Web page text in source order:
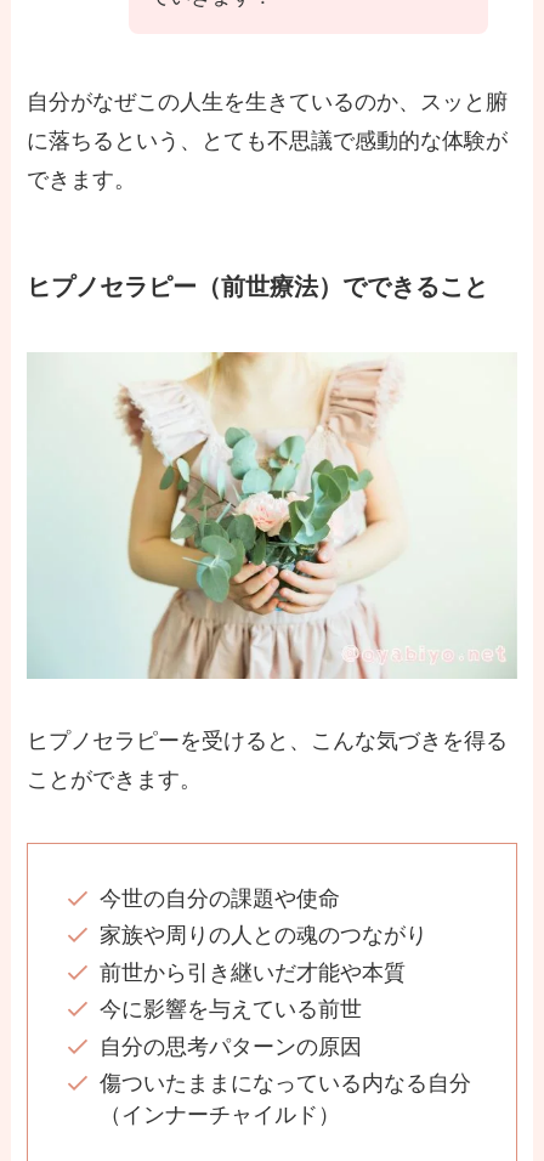
自分がなぜこの人生を生きているのか、スッと腑
に落ちるという、とても不思議で感動的な体験が
できます。
ヒプノセラピー（前世療法）でできること
ヒプノセラピーを受けると、こんな気づきを得る
ことができます。
今世の自分の課題や使命
家族や周りの人との魂のつながり
前世から引き継いだ才能や本質
今に影響を与えている前世
自分の思考パターンの原因
傷ついたままになっている内なる自分
（インナーチャイルド）